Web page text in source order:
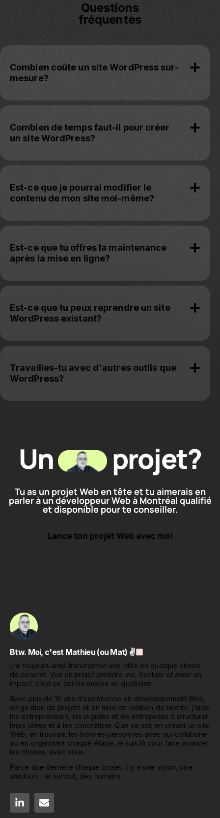
Questions
fréquentes
Combien coûte un site WordPress sur-
mesure?
Combien de temps faut-il pour créer
un site WordPress?
Est-ce que je pourrai modifier le
contenu de mon site moi-même?
Est-ce que tu offres la maintenance
après la mise en ligne?
Est-ce que tu peux reprendre un site
WordPress existant?
Travailles-tu avec d'autres outils que
WordPress?
Un projet?
Tu as un projet Web en tête et tu aimerais en
parler à un développeur Web à Montréal qualifié
et disponible pour te conseiller.
Lance ton projet Web avec moi
Btw. Moi, c'est Mathieu (ou Mat) ✌
J’ai toujours aimé transformer une idée en quelque chose
de concret. Voir un projet prendre vie, évoluer et avoir un
impact, c’est ce qui me motive au quotidien.
Avec plus de 10 ans d’expérience en développement Web,
en gestion de projets et en mise en relation de talents, j’aide
les entrepreneurs, les pigistes et les entreprises à structurer
leurs idées et à les concrétiser. Que ce soit en créant un site
Web, en trouvant les bonnes personnes avec qui collaborer
ou en organisant chaque étape, je suis là pour faire avancer
les choses, avec vous.
Parce que derrière chaque projet, il y a une vision, une
ambition… et surtout, des humains.